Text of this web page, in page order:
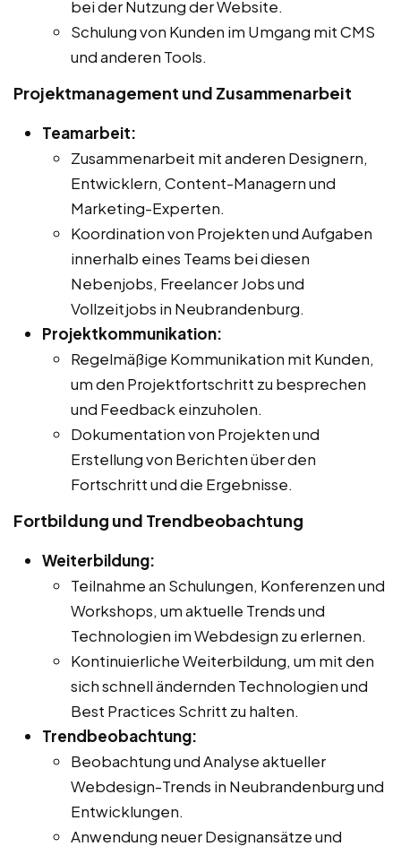
bei der Nutzung der Website.
Schulung von Kunden im Umgang mit CMS
und anderen Tools.
Projektmanagement und Zusammenarbeit
Teamarbeit:
Zusammenarbeit mit anderen Designern,
Entwicklern, Content-Managern und
Marketing-Experten.
Koordination von Projekten und Aufgaben
innerhalb eines Teams bei diesen
Nebenjobs, Freelancer Jobs und
Vollzeitjobs in Neubrandenburg.
Projektkommunikation:
Regelmäßige Kommunikation mit Kunden,
um den Projektfortschritt zu besprechen
und Feedback einzuholen.
Dokumentation von Projekten und
Erstellung von Berichten über den
Fortschritt und die Ergebnisse.
Fortbildung und Trendbeobachtung
Weiterbildung:
Teilnahme an Schulungen, Konferenzen und
Workshops, um aktuelle Trends und
Technologien im Webdesign zu erlernen.
Kontinuierliche Weiterbildung, um mit den
sich schnell ändernden Technologien und
Best Practices Schritt zu halten.
Trendbeobachtung:
Beobachtung und Analyse aktueller
Webdesign-Trends in Neubrandenburg und
Entwicklungen.
Anwendung neuer Designansätze und